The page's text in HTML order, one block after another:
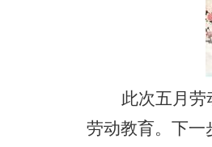
此次五月
劳动教育。下一